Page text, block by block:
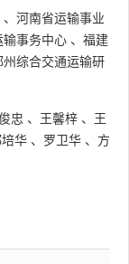
、 河南省运输事业
输事务中心 、 福建
州综合交通运输研
忠 、 王馨梓 、 王
华 、 罗卫华 、 方